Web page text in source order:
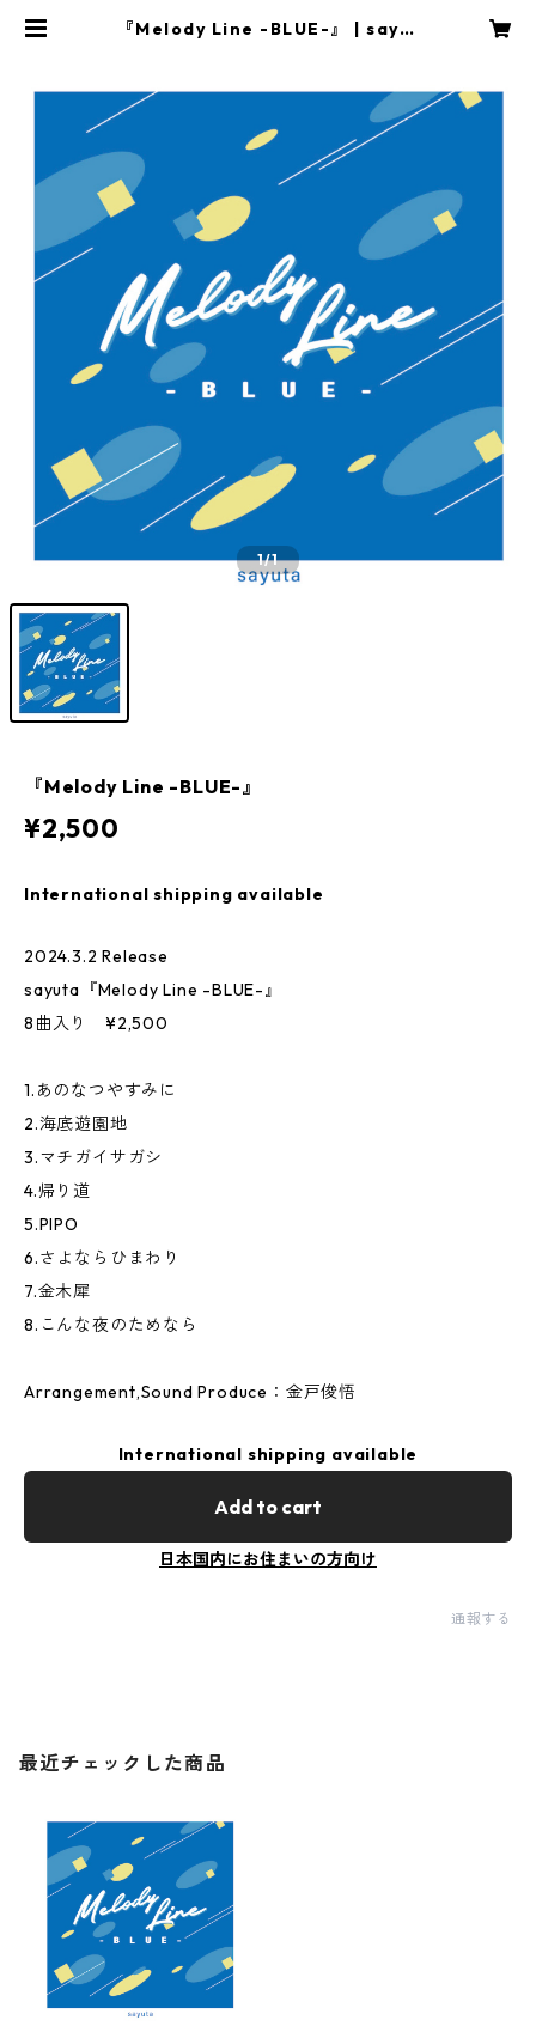
『Melody Line -BLUE-』 | sayut
1/1
『Melody Line -BLUE-』
¥2,500
International shipping available
2024.3.2 Release
sayuta『Melody Line -BLUE-』
8曲入り ¥2,500
1.あのなつやすみに
2.海底遊園地
3.マチガイサガシ
4.帰り道
5.PIPO
6.さよならひまわり
7.金木犀
8.こんな夜のためなら
Arrangement,Sound Produce：金戸俊悟
International shipping available
Add to cart
日本国内にお住まいの方向け
通報する
最近チェックした商品